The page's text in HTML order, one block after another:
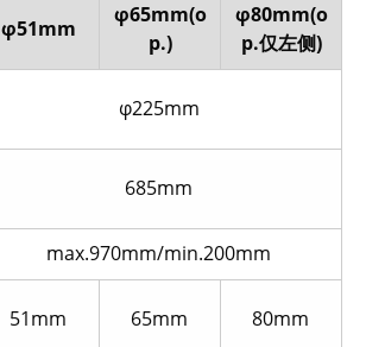
φ51mm
φ65mm(o
p.)
φ80mm(o
p.仅左侧)
φ225mm
685mm
max.970mm/min.200mm
51mm 65mm 80mm